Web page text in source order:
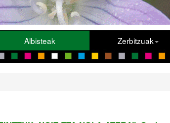
Albisteak Zerbitzuak